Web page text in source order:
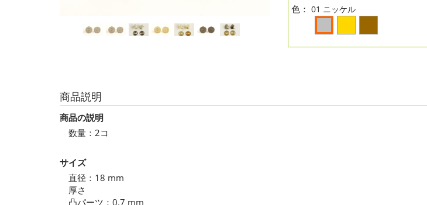
色： 01 ニッケル
商品説明
商品の説明
数量：2コ
サイズ
直径：18 mm
厚さ
凸パーツ：0.7 mm